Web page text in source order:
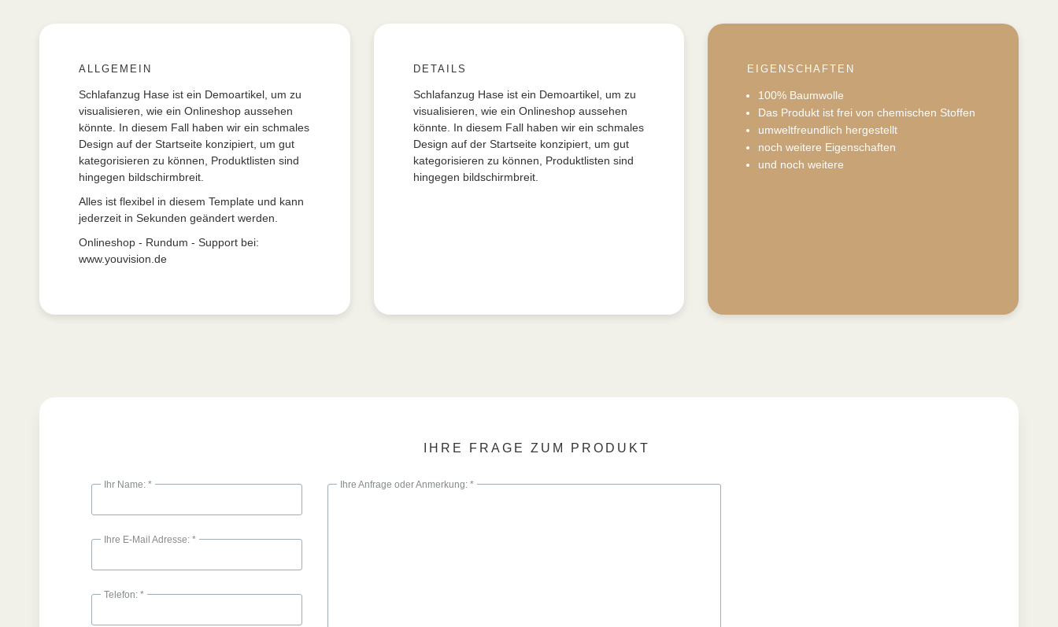
ALLGEMEIN
Schlafanzug Hase ist ein Demoartikel, um zu
visualisieren, wie ein Onlineshop aussehen
könnte. In diesem Fall haben wir ein schmales
Design auf der Startseite konzipiert, um gut
kategorisieren zu können, Produktlisten sind
hingegen bildschirmbreit.
Alles ist flexibel in diesem Template und kann
jederzeit in Sekunden geändert werden.
Onlineshop - Rundum - Support bei:
www.youvision.de
DETAILS
Schlafanzug Hase ist ein Demoartikel, um zu
visualisieren, wie ein Onlineshop aussehen
könnte. In diesem Fall haben wir ein schmales
Design auf der Startseite konzipiert, um gut
kategorisieren zu können, Produktlisten sind
hingegen bildschirmbreit.
EIGENSCHAFTEN
100% Baumwolle
Das Produkt ist frei von chemischen Stoffen
umweltfreundlich hergestellt
noch weitere Eigenschaften
und noch weitere
IHRE FRAGE ZUM PRODUKT
Ihr Name: *
Ihre E-Mail Adresse: *
Telefon: *
Ihre Anfrage oder Anmerkung: *